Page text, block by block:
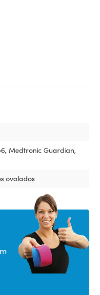
Medtronic Guardian,
ovalados